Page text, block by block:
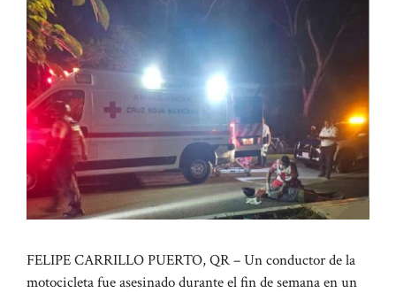
FELIPE CARRILLO PUERTO, QR – Un conductor de la
motocicleta fue asesinado durante el fin de semana en un